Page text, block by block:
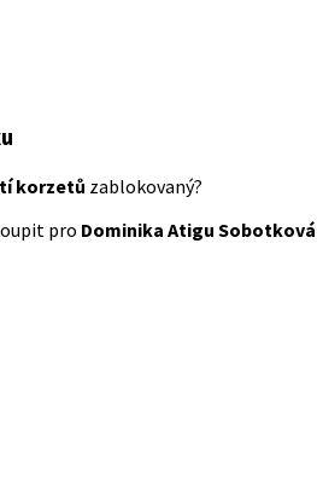
korzetů zablokovaný?
pro Dominika Atigu Sobotková